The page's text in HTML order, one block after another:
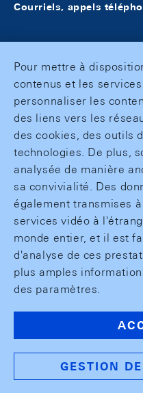
Courriels, appels
Pour mettre à
contenus et les
personnaliser les
des liens vers les
des cookies, des outils
technologies. De plus,
analysée de manière
sa convivialité. Des
également transmises
services vidéo à
monde entier, et il est
d'analyse de ces
plus amples
des paramètres.
GESTION